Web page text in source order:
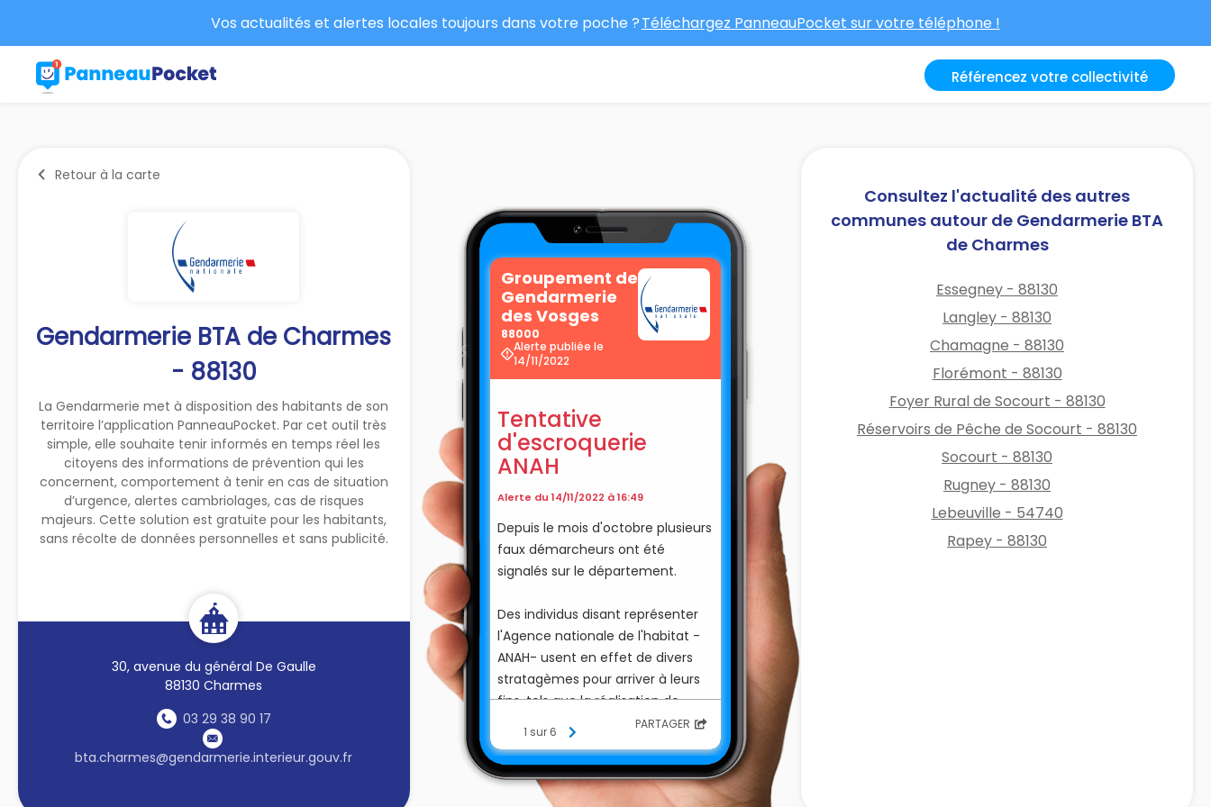
Vos actualités et alertes locales toujours dans votre poche ?Téléchargez PanneauPocket sur votre téléphone !
Référencez votre collectivité
Retour à la carte
Gendarmerie BTA de Charmes
- 88130
La Gendarmerie met à disposition des habitants de son
territoire l’application PanneauPocket. Par cet outil très
simple, elle souhaite tenir informés en temps réel les
citoyens des informations de prévention qui les
concernent, comportement à tenir en cas de situation
d’urgence, alertes cambriolages, cas de risques
majeurs. Cette solution est gratuite pour les habitants,
sans récolte de données personnelles et sans publicité.
30, avenue du général De Gaulle
88130 Charmes
03 29 38 90 17
bta.charmes@gendarmerie.interieur.gouv.fr
Groupement de
Gendarmerie
des Vosges
88000
Alerte publiée le
14/11/2022
Tentative
d'escroquerie
ANAH
Alerte du 14/11/2022 à 16:49
Depuis le mois d'octobre plusieurs
faux démarcheurs ont été
signalés sur le département.
Des individus disant représenter
l'Agence nationale de l'habitat -
ANAH- usent en effet de divers
stratagèmes pour arriver à leurs
fins, tels que la réalisation de
diagnostics énergétiques, des
réponses à un questionnaire ou la
création d'un compte pour
obtenir des aides financières.
1 sur 6 PARTAGER
Consultez l'actualité des autres
communes autour de Gendarmerie BTA
de Charmes
Essegney - 88130
Langley - 88130
Chamagne - 88130
Florémont - 88130
Foyer Rural de Socourt - 88130
Réservoirs de Pêche de Socourt - 88130
Socourt - 88130
Rugney - 88130
Lebeuville - 54740
Rapey - 88130